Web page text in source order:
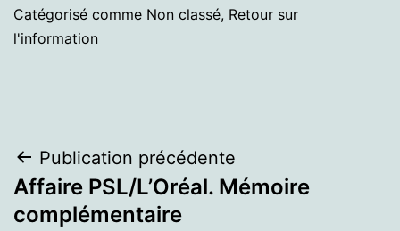
Catégorisé comme Non classé, Retour sur
l'information
Navigation
de
Publication précédente
Affaire PSL/L’Oréal. Mémoire
complémentaire